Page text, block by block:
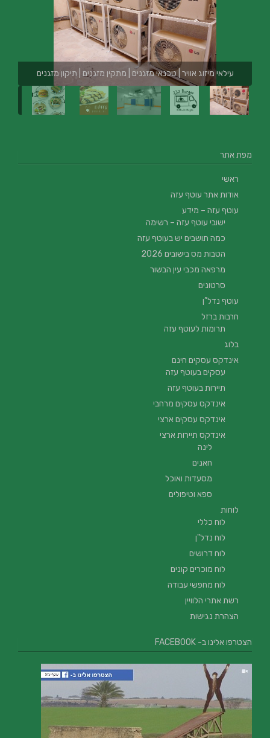
עילאי מיזוג אוויר | טכנאי מזגנים | מתקין מזגנים | תיקון מזגנים
מפת אתר
ראשי
אודות אתר עוטף עזה
עוטף עזה – מידע
ישובי עוטף עזה – רשימה
כמה תושבים יש בעוטף עזה
הטבות מס בישובים 2026
מרפאה מכבי עין הבשור
סרטונים
עוטף נדל”ן
חרבות ברזל
תרומות לעוטף עזה
בלוג
אינדקס עסקים חינם
עסקים בעוטף עזה
תיירות בעוטף עזה
אינדקס עסקים מרחבי
אינדקס עסקים ארצי
אינדקס תיירות ארצי
לינה
חאנים
מסעדות ואוכל
ספא וטיפולים
לוחות
לוח כללי
לוח נדל"ן
לוח דרושים
לוח מוכרים קונים
לוח מחפשי עבודה
רשת אתרי הלוויין
הצהרת נגישות
הצטרפו אלינו ב- FACEBOOK